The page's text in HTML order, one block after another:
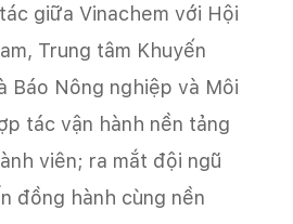
giữa Vinachem với Hội
Trung tâm Khuyến
Báo Nông nghiệp và Môi
tác vận hành nền tảng
viên; ra mắt đội ngũ
đồng hành cùng nền